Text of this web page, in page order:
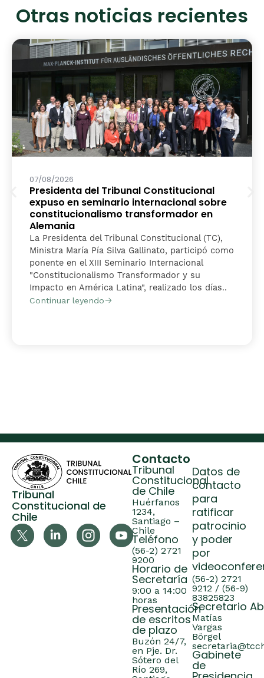
Otras noticias recientes
07/08/2026
Presidenta del Tribunal Constitucional
expuso en seminario internacional sobre
constitucionalismo transformador en
Alemania
La Presidenta del Tribunal Constitucional (TC),
Ministra María Pía Silva Gallinato, participó como
ponente en el XIII Seminario Internacional
"Constitucionalismo Transformador y su
Impacto en América Latina", realizado los días..
Continuar leyendo
Tribunal
Constitucional de
Chile
Contacto
Tribunal
Constitucional
de Chile
Huérfanos
1234,
Santiago –
Chile
Teléfono
(56-2) 2721
9200
Horario de
Secretaría
9:00 a 14:00
horas
Presentación
de escritos
de plazo
Buzón 24/7,
en Pje. Dr.
Sótero del
Río 269,
Datos de
contacto
para
ratificar
patrocinio
y poder
por
(56-2) 2721
9212 / (56-9)
83825823
Secretario
Matías
Vargas
Börgel
Gabinete
de